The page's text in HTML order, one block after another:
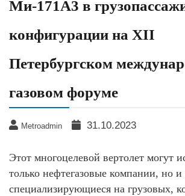
Ми-171А3 в
конфигурации на XII
Петербургском
газовом форуме
Metroadmin 31.10.2023
Этот многоцелевой вертолет могут
только нефтегазовые компании, но
специализирующиеся на грузовых,